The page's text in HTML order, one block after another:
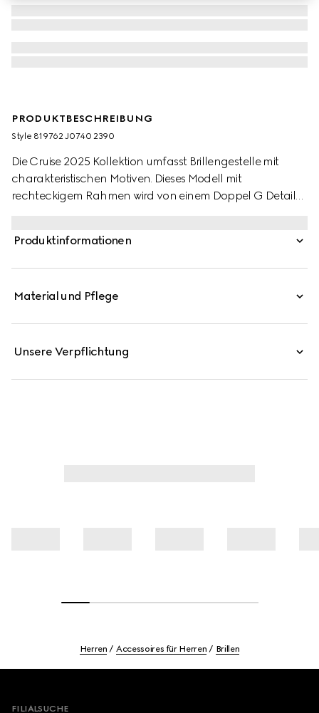
PRODUKTBESCHREIBUNG
Style ‎819762 J0740 2390
Die Cruise 2025 Kollektion umfasst Brillengestelle mit
charakteristischen Motiven. Dieses Modell mit
rechteckigem Rahmen wird von einem Doppel G Detail
Produktinformationen
Material und Pflege
Unsere Verpflichtung
Herren Accessoires für Herren Brillen
FILIALSUCHE